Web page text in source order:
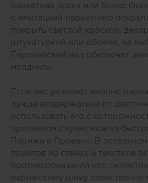
паркетная доска или более
с имитацией паркетного
покрыть светлой краской,
штукатуркой или обоями, на
Европейский вид обеспечат
молдинги.
Если вас увлекает именно
лучше воздержаться от
использовать его с
противном случае можно
Парижа в Прованс. В остальном
принтов на стенах и текстиле
противопоказаний нет,
парижскому шику свойственно